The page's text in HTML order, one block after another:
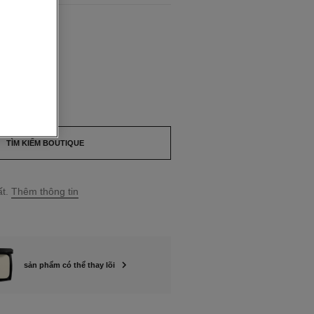
TÌM KIẾM BOUTIQUE
Thêm thông tin
sản phẩm có thể thay lõi